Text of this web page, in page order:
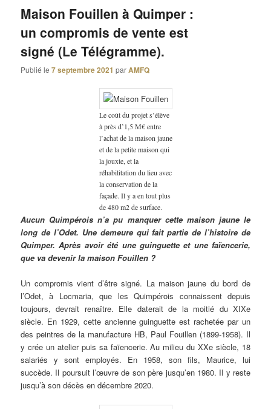
Maison Fouillen à Quimper :
un compromis de vente est
signé (Le Télégramme).
Publié le7 septembre 2021 parAMFQ
Le coût du projet s’élève
à près d’1,5 M€ entre
l’achat de la maison jaune
et de la petite maison qui
la jouxte, et la
réhabilitation du lieu avec
la conservation de la
façade. Il y a en tout plus
de 480 m2 de surface.
Aucun Quimpérois n’a pu manquer cette maison jaune le
long de l’Odet. Une demeure qui fait partie de l’histoire de
Quimper. Après avoir été une guinguette et une faïencerie,
que va devenir la maison Fouillen ?
Un compromis vient d’être signé. La maison jaune du bord de
l’Odet, à Locmaria, que les Quimpérois connaissent depuis
toujours, devrait renaître. Elle daterait de la moitié du XIXe
siècle. En 1929, cette ancienne guinguette est rachetée par un
des peintres de la manufacture HB, Paul Fouillen (1899-1958). Il
y crée un atelier puis sa faïencerie. Au milieu du XXe siècle, 18
salariés y sont employés. En 1958, son fils, Maurice, lui
succède. Il poursuit l’œuvre de son père jusqu’en 1980. Il y reste
jusqu’à son décès en décembre 2020.